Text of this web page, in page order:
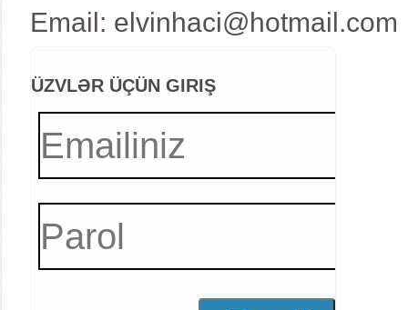
Email: elvinhaci@hotmail.com
ÜZVLƏR ÜÇÜN GIRIŞ